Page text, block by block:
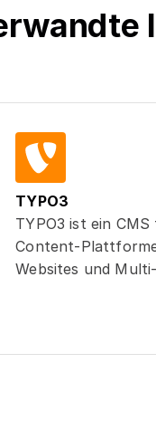
TYPO3
TYPO3 ist ein
Content-
Websites und